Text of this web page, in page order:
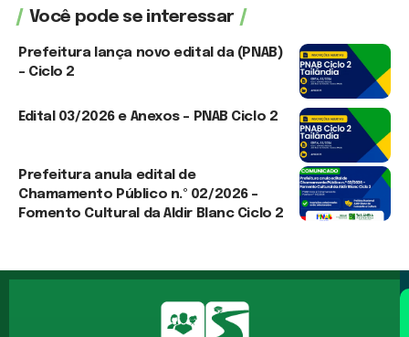
Você pode se interessar
Prefeitura lança novo edital da (PNAB)
– Ciclo 2
Edital 03/2026 e Anexos – PNAB Ciclo 2
Prefeitura anula edital de
Chamamento Público n.º 02/2026 –
Fomento Cultural da Aldir Blanc Ciclo 2